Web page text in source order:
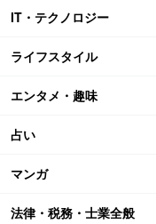
IT・テクノロジー
ライフスタイル
エンタメ・趣味
占い
マンガ
法律・税務・士業全般